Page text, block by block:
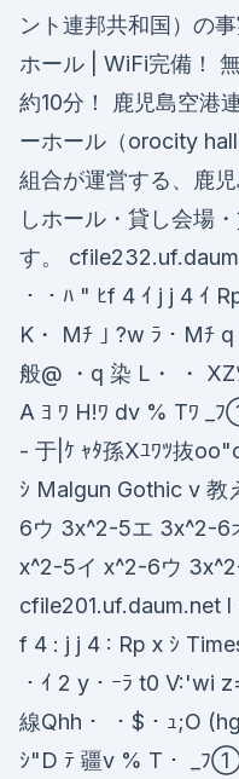
ント連邦共和国）の
ホール | WiFi完備！
約10分！ 鹿児島空港
ーホール（orocity
組合が運営する、鹿
しホール・貸し会場
す。
・・ﾊ " ﾋf 4 ｲ j j 4 ｲ
K・ Mﾁ ｣ ?w ﾗ・Mﾁ
般@ ・q 染 L・ ・
A ﾖ ﾜ H!ﾜ dv % Tﾜ _
- 于|ｹ ｬﾀ孫Xﾕﾜﾂ抜
ｼ Malgun Gothic v 教
6ウ 3x^2-5エ 3x^2-6
x^2-5イ x^2-6ウ
cfile201.uf.daum.net
f 4 : j j 4 : Rp x ｼ
・ｲ 2 y・ｰﾗ t0 V:'wi
線Qhh・ ・$・ｭ;O
ｼ"D ﾃ 疆v % T・ _ﾌ